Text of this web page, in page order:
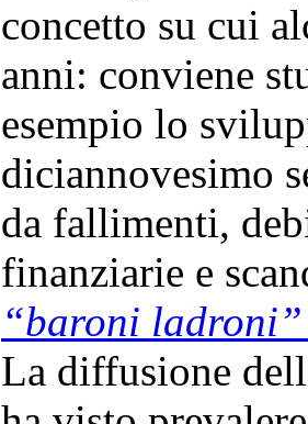
concetto su cui
anni: conviene
esempio lo
diciannovesimo
da fallimenti,
finanziarie e
“baroni
La diffusione